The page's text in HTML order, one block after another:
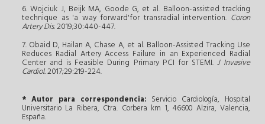
6. Wojciuk J, Beijk MA, Goode G, et al. Balloon-assisted tracking
technique as 'a way forward'for transradial intervention. Coron
Artery Dis. 2019;30:440-447.
7. Obaid D, Hailan A, Chase A, et al. Balloon-Assisted Tracking Use
Reduces Radial Artery Access Failure in an Experienced Radial
Center and is Feasible During Primary PCI for STEMI. J Invasive
Cardiol.2017;29:219-224.
* Autor para correspondencia: Servicio Cardiología, Hospital
Universitario La Ribera, Ctra. Corbera km 1, 46600 Alzira, Valencia,
España.